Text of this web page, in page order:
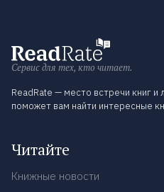
Сервис для тех, кто читает.
ReadRate — место встречи книг
поможет вам найти интересные
Читайте
Книжные новости